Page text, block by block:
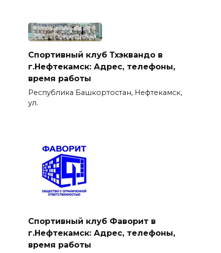
Спортивный клуб Тхэквандо в
г.Нефтекамск: Адрес, телефоны,
время работы
Республика Башкортостан, Нефтекамск,
ул.
Спортивный клуб Фаворит в
г.Нефтекамск: Адрес, телефоны,
время работы